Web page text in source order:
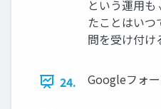
という運用
たことはい
問を受け付け
24. Googleフォ